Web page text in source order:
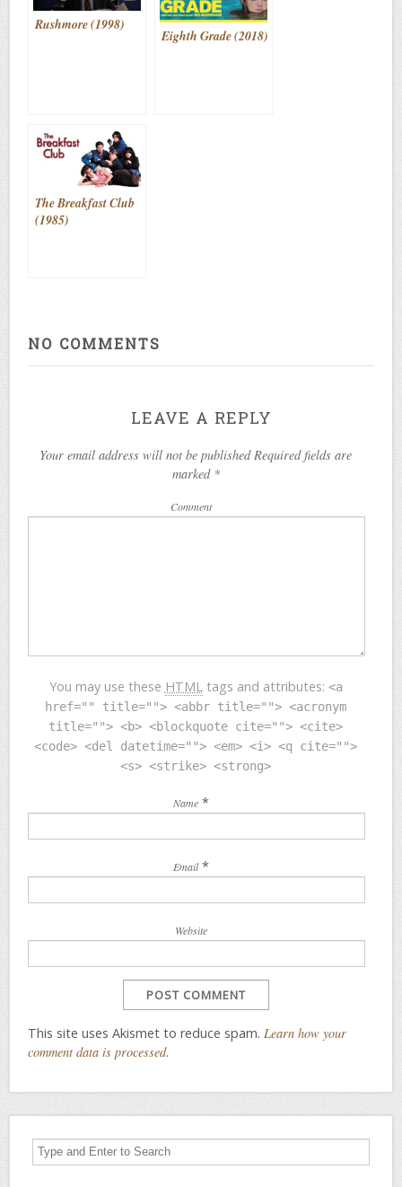
Rushmore (1998)
Eighth Grade (2018)
The Breakfast Club
(1985)
NO COMMENTS
LEAVE A REPLY
Your email address will not be published Required fields are
marked *
Comment
You may use these HTMLtags and attributes: <a
href="" title=""> <abbr title=""> <acronym
title=""> <b> <blockquote cite=""> <cite>
<code> <del datetime=""> <em> <i> <q cite="">
<s> <strike> <strong>
Name *
Email *
Website
This site uses Akismet to reduce spam. Learn how your
comment data is processed.